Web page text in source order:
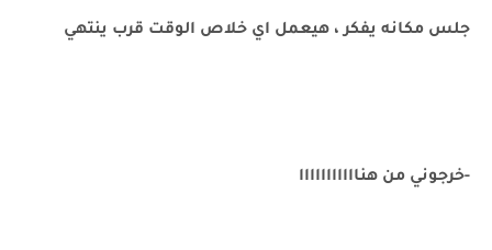
جلس مكانه يفكر ، هيعمل اي خلاص الوقت قرب ينتهي
-خرجوني من هنااااااااااا